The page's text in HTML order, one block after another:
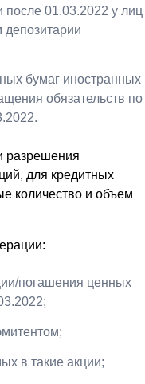
01.03.2022 у лиц
депозитарии
бумаг иностранных
обязательств по
разрешения
для кредитных
количество и объем
погашения ценных
в такие акции;